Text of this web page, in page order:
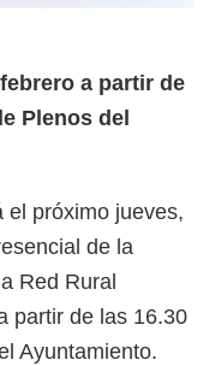
a partir de
Plenos del
el próximo jueves,
de la
Red Rural
partir de las 16.30
Ayuntamiento.